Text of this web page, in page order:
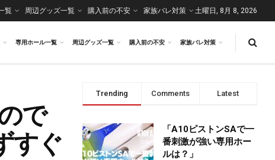
覧 周辺グッズ一覧 購入前の不安 家族バレ対策 土曜日, 8月 8, 2026
専用ホール一覧 周辺グッズ一覧 購入前の不安 家族バレ対策
で
すぐ
Trending Comments Latest
「A10ピストンSAで一
番刺激が強い専用ホー
ルは？」